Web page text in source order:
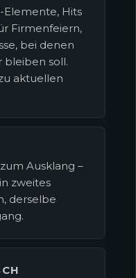
Elemente, Hits
Firmenfeiern,
bei denen
bleiben soll.
aktuellen
Ausklang –
zweites
derselbe